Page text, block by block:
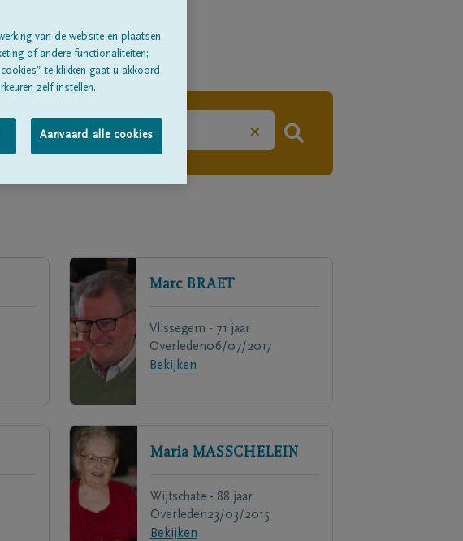
×
Marc BRAET
Vlissegem - 71 jaar
Overleden06/07/2017
Bekijken
Maria MASSCHELEIN
Wijtschate - 88 jaar
Overleden23/03/2015
Bekijken
van de website en plaatsen
of andere functionaliteiten;
te klikken gaat u akkoord
zelf instellen.
Aanvaard alle cookies